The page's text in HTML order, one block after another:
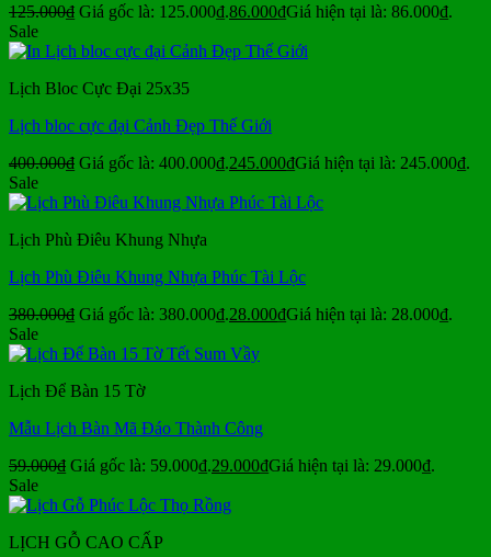
125.000₫ Giá gốc là: 125.000₫.86.000₫Giá hiện tại là: 86.000₫.
Sale
Lịch Bloc Cực Đại 25x35
Lịch bloc cực đại Cảnh Đẹp Thế Giới
400.000₫ Giá gốc là: 400.000₫.245.000₫Giá hiện tại là: 245.000₫.
Sale
Lịch Phù Điêu Khung Nhựa
Lịch Phù Điêu Khung Nhựa Phúc Tài Lộc
380.000₫ Giá gốc là: 380.000₫.28.000₫Giá hiện tại là: 28.000₫.
Sale
Lịch Để Bàn 15 Tờ
Mẫu Lịch Bàn Mã Đáo Thành Công
59.000₫ Giá gốc là: 59.000₫.29.000₫Giá hiện tại là: 29.000₫.
Sale
LỊCH GỖ CAO CẤP